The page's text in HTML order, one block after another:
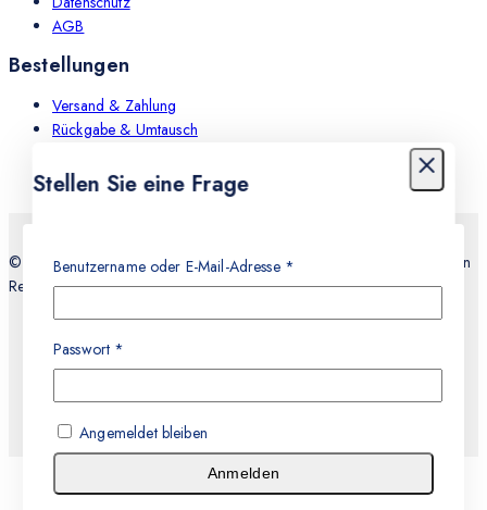
AGB
Bestellungen
Versand & Zahlung
Rückgabe & Umtausch
© 2026 Teknocell Handy Reparatur, An und Verkauf Express Service in
Recklinghausen
Stellen Sie eine Frage
Nachricht
Benutzername oder E-Mail-Adresse *
Passwort *
Angemeldet bleiben
Anmelden